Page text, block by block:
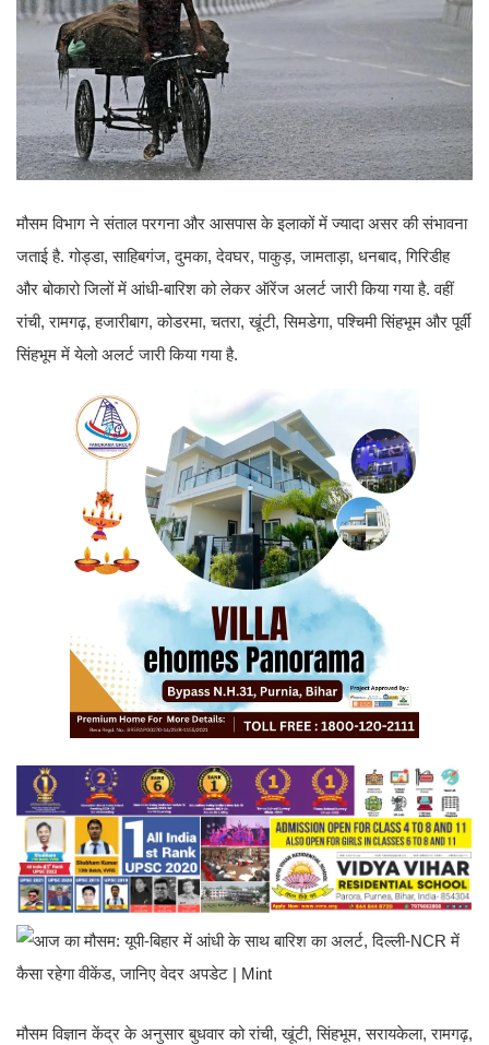
मौसम विभाग ने संताल परगना और आसपास के इलाकों में ज्यादा असर की संभावना
जताई है. गोड्डा, साहिबगंज, दुमका, देवघर, पाकुड़, जामताड़ा, धनबाद, गिरिडीह
और बोकारो जिलों में आंधी-बारिश को लेकर ऑरेंज अलर्ट जारी किया गया है. वहीं
रांची, रामगढ़, हजारीबाग, कोडरमा, चतरा, खूंटी, सिमडेगा, पश्चिमी सिंहभूम और पूर्वी
सिंहभूम में येलो अलर्ट जारी किया गया है.
मौसम विज्ञान केंद्र के अनुसार बुधवार को रांची, खूंटी, सिंहभूम, सरायकेला, रामगढ़,